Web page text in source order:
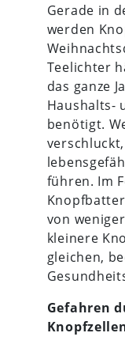
Gerade in
werden
Teelichter
das ganze
Haushalts-
benötigt.
führen. Im
von
kleinere
gleichen,
Gefahren